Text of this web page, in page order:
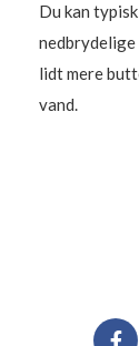
Du kan
nedbrydelige
lidt mere
vand.